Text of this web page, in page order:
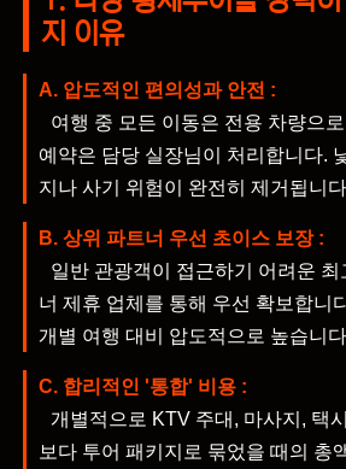
지 이유
A. 압도적인 편의성과 안전 :
여행 중 모든 이동은 전용 차량으
예약은 담당 실장님이 처리합니다.
지나 사기 위험이 완전히 제거됩니
B. 상위 파트너 우선 초이스 보장 :
일반 관광객이 접근하기 어려운
너 제휴 업체를 통해 우선 확보합니
개별 여행 대비 압도적으로 높습니
C. 합리적인 '통합' 비용 :
개별적으로 KTV 주대, 마사지, 택
보다 투어 패키지로 묶었을 때의 총